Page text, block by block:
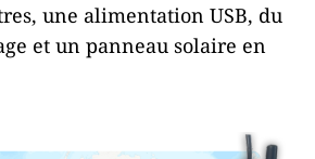
une alimentation USB, du
et un panneau solaire en